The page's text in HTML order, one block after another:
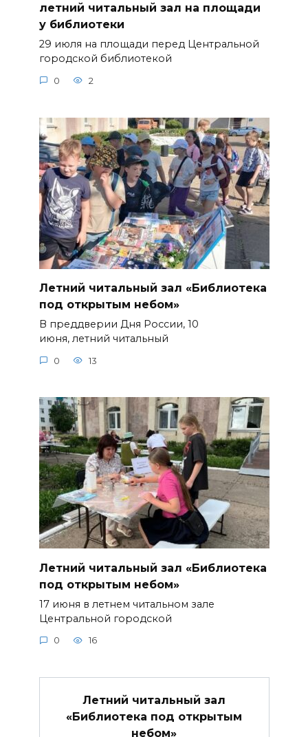
летний читальный зал на площади
у библиотеки
29 июля на площади перед Центральной
городской библиотекой
0 2
Летний читальный зал «Библиотека
под открытым небом»
В преддверии Дня России, 10
июня, летний читальный
0 13
Летний читальный зал «Библиотека
под открытым небом»
17 июня в летнем читальном зале
Центральной городской
0 16
Летний читальный зал
«Библиотека под открытым
небом»